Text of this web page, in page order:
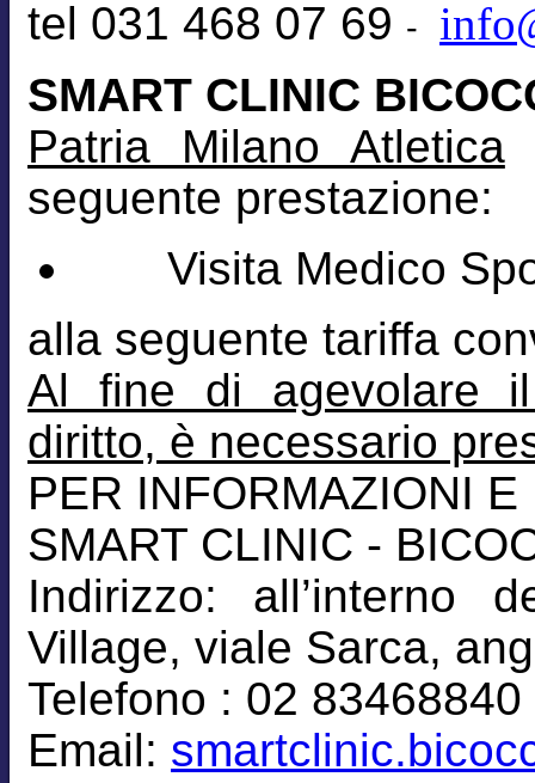
tel 031 468 07 69 -
SMART CLINIC
Patria Milano Atletica
seguente prestazione:
Visita Medico
alla seguente tariffa
Al fine di agevolare
diritto, è necessario
PER INFORMAZIONI
SMART CLINIC -
Indirizzo: all’interno
Village, viale Sarca,
Telefono : 02 83468840
Email: